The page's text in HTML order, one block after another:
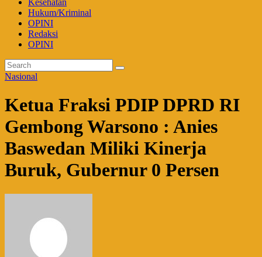
Kesehatan
Hukum/Kriminal
OPINI
Redaksi
OPINI
Nasional
Ketua Fraksi PDIP DPRD RI
Gembong Warsono : Anies
Baswedan Miliki Kinerja
Buruk, Gubernur 0 Persen